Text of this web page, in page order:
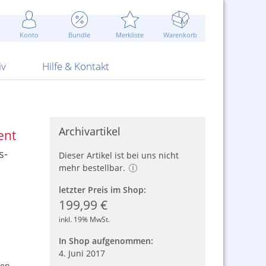
Konto Bundle Merkliste Warenkorb
Attrappen Blitzschnell...
Sommerpreise u.v.m.
ARS Pirotecnia
Hilfe & Kontakt
Kontaktformular
AGB
Archivartikel
Dieser Artikel ist bei uns nicht
mehr bestellbar.
letzter Preis im Shop:
199,99 €
inkl. 19% MwSt.
In Shop aufgenommen:
4. Juni 2017